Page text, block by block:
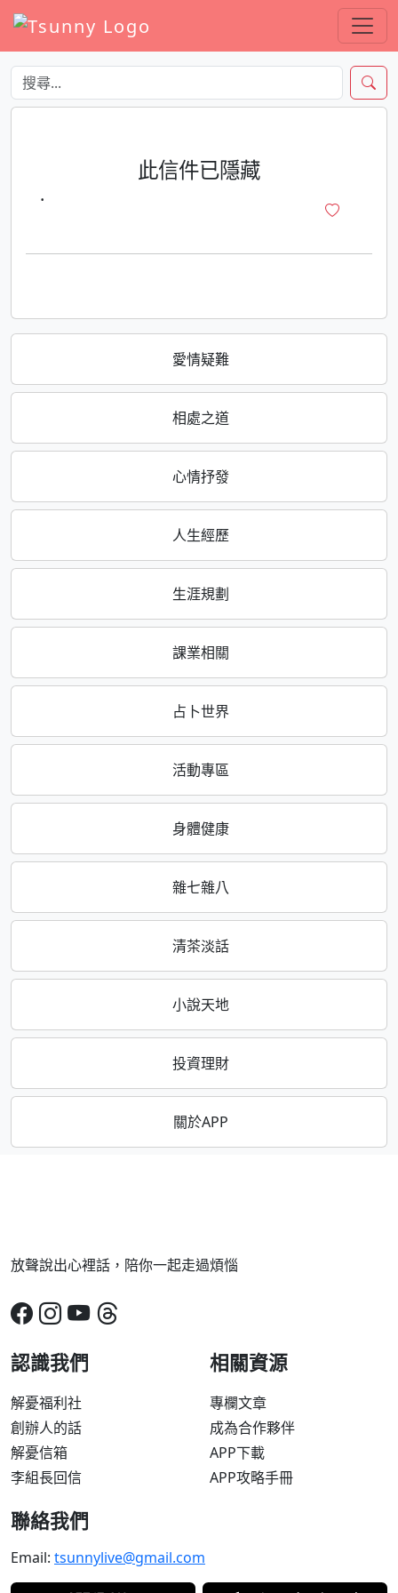
愛情疑難
相處之道
心情抒發
人生經歷
生涯規劃
課業相關
占卜世界
活動專區
身體健康
雜七雜八
清茶淡話
小說天地
投資理財
關於APP
此信件已隱藏
·
放聲說出心裡話，陪你一起走過煩惱
認識我們
解憂福利社
創辦人的話
解憂信箱
李組長回信
相關資源
專欄文章
成為合作夥伴
APP下載
APP攻略手冊
聯絡我們
Email: tsunnylive@gmail.com